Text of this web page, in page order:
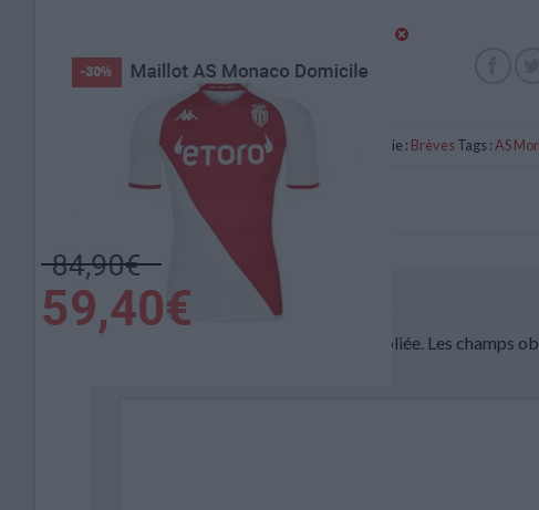
Catégorie : BrèvesTags :AS
Monaco s’incline face à l’OM (1-2)
Laisser un commentaire
Votre adresse e-mail ne sera pas publiée. Les champs